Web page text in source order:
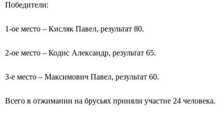
Победители:
1-ое место – Кисляк Павел, результат 80.
2-ое место – Кодис Александр, результат 65.
3-е место – Максимович Павел, результат 60.
Всего в отжимании на брусьях приняли участие 24 человека.